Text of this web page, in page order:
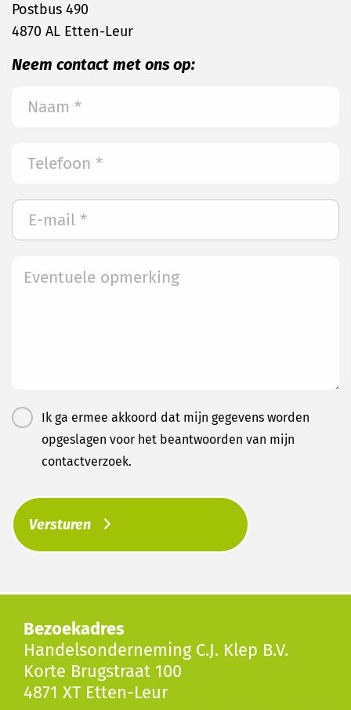
Postbus 490
4870 AL Etten-Leur
Neem contact met ons op:
Ik ga ermee akkoord dat mijn gegevens worden
opgeslagen voor het beantwoorden van mijn
contactverzoek.
Versturen
Bezoekadres
Handelsonderneming C.J. Klep B.V.
Korte Brugstraat 100
4871 XT Etten-Leur